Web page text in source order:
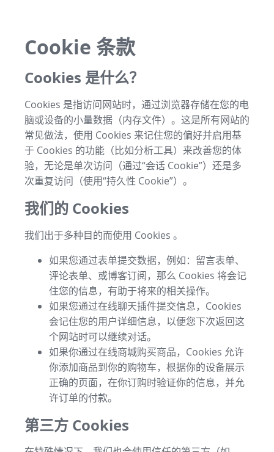
Cookie 条款
Cookies 是什么？
Cookies 是指访问网站时，通过浏览器存储在您的电
脑或设备的小量数据（内存文件）。这是所有网站的
常见做法，使用 Cookies 来记住您的偏好并启用基
于 Cookies 的功能（比如分析工具）来改善您的体
验，无论是单次访问（通过“会话 Cookie”）还是多
次重复访问（使用“持久性 Cookie”）。
我们的 Cookies
我们出于多种目的而使用 Cookies 。
如果您通过表单提交数据，例如：留言表单、
评论表单、或博客订阅，那么 Cookies 将会记
住您的信息，有助于将来的相关操作。
如果您通过在线聊天插件提交信息，Cookies
会记住您的用户详细信息，以便您下次返回这
个网站时可以继续对话。
如果你通过在线商城购买商品，Cookies 允许
你添加商品到你的购物车，根据你的设备展示
正确的页面，在你订购时验证你的信息，并允
许订单的付款。
第三方 Cookies